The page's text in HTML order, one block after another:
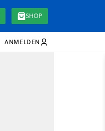
SHOP
ANMELDEN